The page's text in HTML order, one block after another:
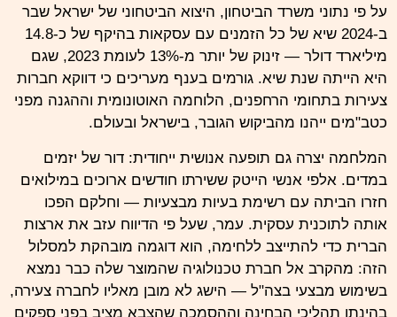
על פי נתוני משרד הביטחון, היצוא הביטחוני של ישראל שבר
ב-2024 שיא של כל הזמנים עם עסקאות בהיקף של כ-14.8
מיליארד דולר — זינוק של יותר מ-13% לעומת 2023, שגם
היא הייתה שנת שיא. גורמים בענף מעריכים כי דווקא חברות
צעירות בתחומי הרחפנים, הלוחמה האוטונומית וההגנה מפני
כטב"מים ייהנו מהביקוש הגובר, בישראל ובעולם.
המלחמה יצרה גם תופעה אנושית ייחודית: דור של יזמים
במדים. אלפי אנשי הייטק ששירתו חודשים ארוכים במילואים
חזרו הביתה עם רשימת בעיות מבצעיות — וחלקם הפכו
אותה לתוכנית עסקית. עמר, שעל פי הדיווח עזב את ארצות
הברית כדי להתייצב ללחימה, הוא דוגמה מובהקת למסלול
הזה: מהקרב אל חברת טכנולוגיה שהמוצר שלה כבר נמצא
בשימוש מבצעי בצה"ל — הישג לא מובן מאליו לחברה צעירה,
בהינתן תהליכי הבחינה וההסמכה שהצבא מציב בפני ספקים